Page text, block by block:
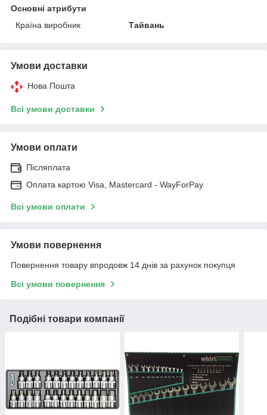
Основні атрибути
Країна виробник
Тайвань
Умови доставки
Нова Пошта
Всі умови доставки
Умови оплати
Післяплата
Оплата картою Visa, Mastercard - WayForPay
Всі умови оплати
Умови повернення
Повернення товару впродовж 14 днів за рахунок покупця
Всі умови повернення
Подібні товари компанії